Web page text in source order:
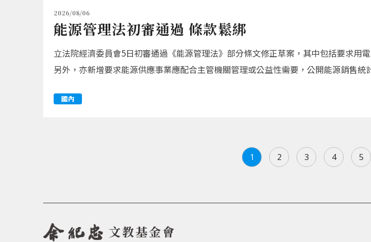
2026/08/06
能源管理法初審通過 條款鬆綁
立法院經濟委員會5日初審通過《能源管理法》部分條文修正草案，其中包括要求用
另外，亦新增要求能源供應事業應配合主管機關管理或公益性需要，公開能源銷售統
國內
1 2 3 4 5
文教基金會